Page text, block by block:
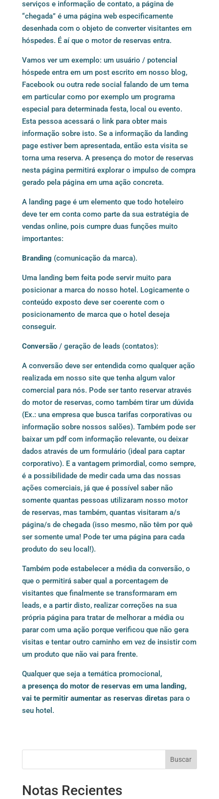
serviços e informação de contato, a página de
“chegada” é uma página web especificamente
desenhada com o objeto de converter visitantes em
hóspedes. É aí que o motor de reservas entra.
Vamos ver um exemplo: um usuário / potencial
hóspede entra em um post escrito em nosso blog,
Facebook ou outra rede social falando de um tema
em particular como por exemplo um programa
especial para determinada festa, local ou evento.
Esta pessoa acessará o link para obter mais
informação sobre isto. Se a informação da landing
page estiver bem apresentada, então esta visita se
torna uma reserva. A presença do motor de reservas
nesta página permitirá explorar o impulso de compra
gerado pela página em uma ação concreta.
A landing page é um elemento que todo hoteleiro
deve ter em conta como parte da sua estratégia de
vendas online, pois cumpre duas funções muito
importantes:
Branding (comunicação da marca).
Uma landing bem feita pode servir muito para
posicionar a marca do nosso hotel. Logicamente o
conteúdo exposto deve ser coerente com o
posicionamento de marca que o hotel deseja
conseguir.
Conversão / geração de leads (contatos):
A conversão deve ser entendida como qualquer ação
realizada em nosso site que tenha algum valor
comercial para nós. Pode ser tanto reservar através
do motor de reservas, como também tirar um dúvida
(Ex.: una empresa que busca tarifas corporativas ou
informação sobre nossos salões). Também pode ser
baixar um pdf com informação relevante, ou deixar
dados através de um formulário (ideal para captar
corporativo). E a vantagem primordial, como sempre,
é a possibilidade de medir cada uma das nossas
ações comerciais, já que é possível saber não
somente quantas pessoas utilizaram nosso motor
de reservas, mas também, quantas visitaram a/s
página/s de chegada (isso mesmo, não têm por quê
ser somente uma! Pode ter uma página para cada
produto do seu local!).
Também pode estabelecer a média da conversão, o
que o permitirá saber qual a porcentagem de
visitantes que finalmente se transformaram em
leads, e a partir disto, realizar correções na sua
própria página para tratar de melhorar a média ou
parar com uma ação porque verificou que não gera
visitas e tentar outro caminho em vez de insistir com
um produto que não vai para frente.
Qualquer que seja a temática promocional,
a presença do motor de reservas em uma landing,
vai te permitir aumentar as reservas diretas para o
seu hotel.
Buscar
Notas Recientes